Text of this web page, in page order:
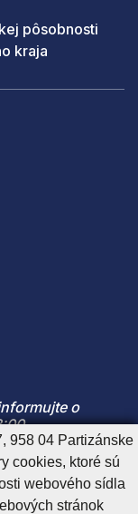
pôsobnosti
kraja
o
na pozorovanie
958 04 Partizánske
cookies, ktoré sú
webového sídla
stránok